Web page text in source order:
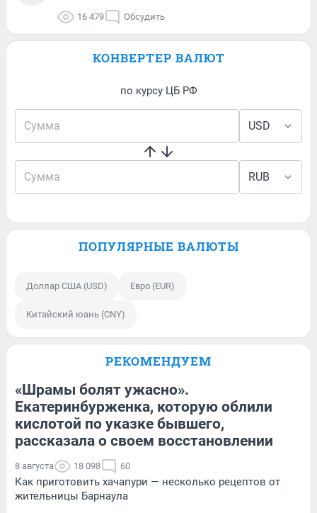
16 479 Обсудить
КОНВЕРТЕР ВАЛЮТ
по курсу ЦБ РФ
ПОПУЛЯРНЫЕ ВАЛЮТЫ
Доллар США (USD) Евро (EUR)
Китайский юань (CNY)
РЕКОМЕНДУЕМ
«Шрамы болят ужасно».
Екатеринбурженка, которую облили
кислотой по указке бывшего,
рассказала о своем восстановлении
8 августа 18 098 60
Как приготовить хачапури — несколько рецептов от
жительницы Барнаула